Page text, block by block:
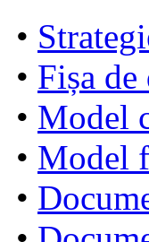
•
• Fișa
• Model
• Model
•